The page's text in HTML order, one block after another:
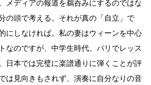
メディアの報道を鵜呑みにするのではな
の頭で考える。それが真の「自立」で
にしなければ。私の妻はウィーンを中心
なのですが、中学生時代、パリでレッス
日本では完璧に楽譜通りに弾くことが評
は見向きもされず、演奏に自分なりの音